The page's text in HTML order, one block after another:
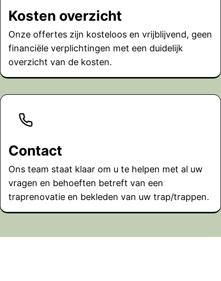
Kosten overzicht
Onze offertes zijn kosteloos en vrijblijvend, geen
financiële verplichtingen met een duidelijk
overzicht van de kosten.
Contact
Ons team staat klaar om u te helpen met al uw
vragen en behoeften betreft van een
traprenovatie en bekleden van uw trap/trappen.